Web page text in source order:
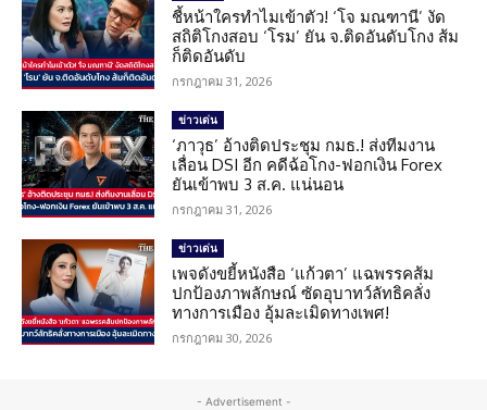
ชี้หน้าใครทำไมเข้าตัว! ‘โจ มณฑานี’ งัด
สถิติโกงสอบ ‘โรม’ ยัน จ.ติดอันดับโกง ส้ม
ก็ติดอันดับ
กรกฎาคม 31, 2026
ข่าวเด่น
‘ภาวุธ’ อ้างติดประชุม กมธ.! ส่งทีมงาน
เลื่อน DSI อีก คดีฉ้อโกง-ฟอกเงิน Forex
ยันเข้าพบ 3 ส.ค. แน่นอน
กรกฎาคม 31, 2026
ข่าวเด่น
เพจดังขยี้หนังสือ ‘แก้วตา’ แฉพรรคส้ม
ปกป้องภาพลักษณ์ ซัดอุบาทว์ลัทธิคลั่ง
ทางการเมือง อุ้มละเมิดทางเพศ!
กรกฎาคม 30, 2026
- Advertisement -